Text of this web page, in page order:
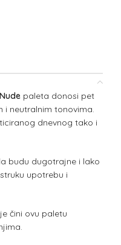
paleta donosi pet
i neutralnim tonovima.
dnevnog tako i
budu dugotrajne i lako
upotrebu i
čini ovu paletu